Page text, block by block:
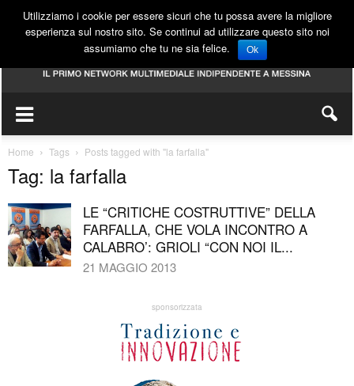
Home Tags Posts tagged with "la farfalla"
Tag: la farfalla
LE “CRITICHE COSTRUTTIVE” DELLA
FARFALLA, CHE VOLA INCONTRO A
CALABRO’: GRIOLI “CON NOI IL...
21 MAGGIO 2013
sponsorizzata
Utilizziamo i cookie per essere sicuri che tu possa avere la migliore
esperienza sul nostro sito. Se continui ad utilizzare questo sito noi
assumiamo che tu ne sia felice.
Ok